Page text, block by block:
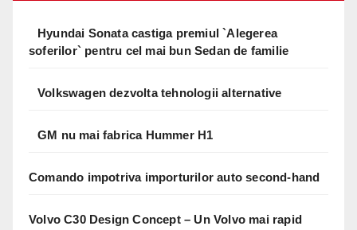
Hyundai Sonata castiga premiul `Alegerea
soferilor` pentru cel mai bun Sedan de familie
Volkswagen dezvolta tehnologii alternative
GM nu mai fabrica Hummer H1
Comando impotriva importurilor auto second-hand
Volvo C30 Design Concept – Un Volvo mai rapid